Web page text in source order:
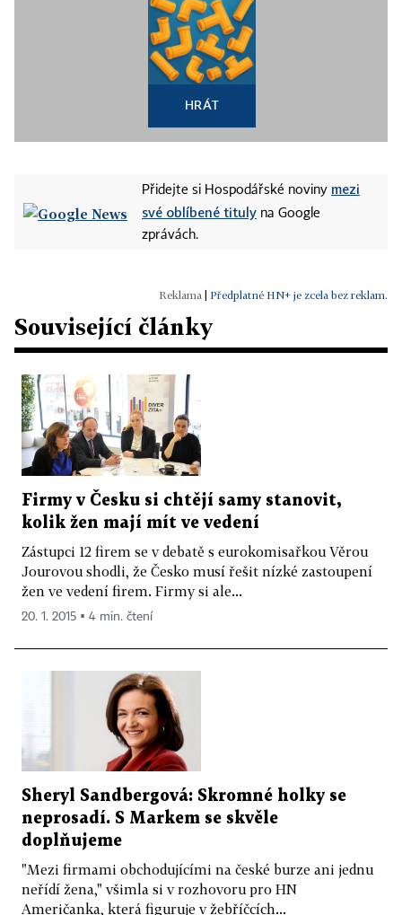
HRÁT
Přidejte si Hospodářské noviny mezi
své oblíbené tituly na Google
zprávách.
Předplatné HN+ je zcela bez reklam.
Související články
Firmy v Česku si chtějí samy stanovit,
kolik žen mají mít ve vedení
Zástupci 12 firem se v debatě s eurokomisařkou Věrou
Jourovou shodli, že Česko musí řešit nízké zastoupení
žen ve vedení firem. Firmy si ale...
20. 1. 2015 ▪ 4 min. čtení
Sheryl Sandbergová: Skromné holky se
neprosadí. S Markem se skvěle
doplňujeme
"Mezi firmami obchodujícími na české burze ani jednu
neřídí žena," všimla si v rozhovoru pro HN
Američanka, která figuruje v žebříčcích...